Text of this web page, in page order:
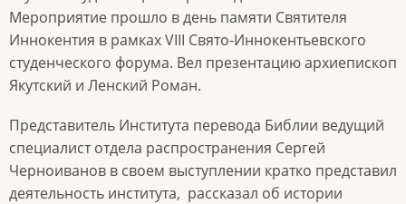
Мероприятие прошло в день памяти Святителя
Иннокентия в рамках VIII Свято-Иннокентьевского
студенческого форума. Вел презентацию архиепископ
Якутский и Ленский Роман.
Представитель Института перевода Библии ведущий
специалист отдела распространения Сергей
Черноиванов в своем выступлении кратко представил
деятельность института, рассказал об истории